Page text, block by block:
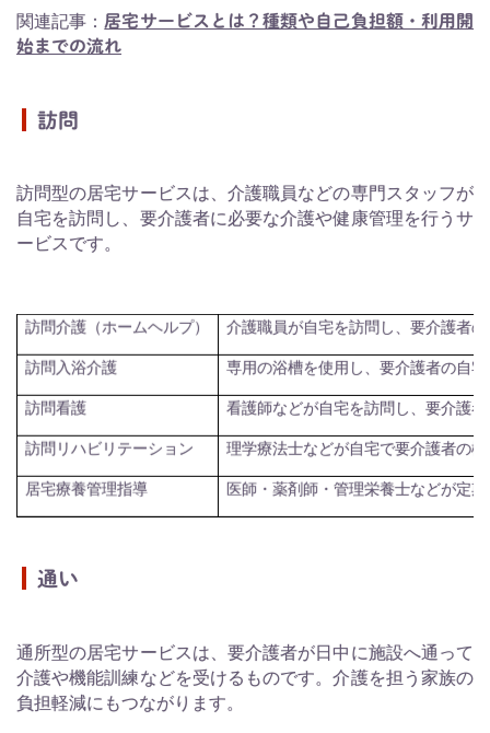
関連記事： 居宅サービスとは？種類や自己負担額・利用開
始までの流れ
訪問
訪問型の居宅サービスは、介護職員などの専門スタッフが
自宅を訪問し、要介護者に必要な介護や健康管理を行うサ
ービスです。
訪問介護（ホームヘルプ） 介護職員が自宅を訪問し、要介護者
訪問入浴介護 専用の浴槽を使用し、要介護者の自
訪問看護 看護師などが自宅を訪問し、要介護
訪問リハビリテーション 理学療法士などが自宅で要介護者の
居宅療養管理指導 医師・薬剤師・管理栄養士などが定
通い
通所型の居宅サービスは、要介護者が日中に施設へ通って
介護や機能訓練などを受けるものです。介護を担う家族の
負担軽減にもつながります。